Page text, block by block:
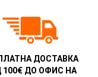
ДОСТАВКА
100€ ДО ОФИС НА